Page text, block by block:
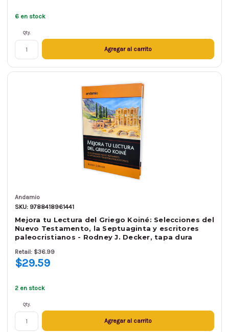
6 en stock
Qty.
Agregar al carrito
Andamio
SKU: 9788418961441
Mejora tu Lectura del Griego Koiné: Selecciones del
Nuevo Testamento, la Septuaginta y escritores
paleocristianos - Rodney J. Decker, tapa dura
Retail: $36.99
$29.59
2 en stock
Qty.
Agregar al carrito